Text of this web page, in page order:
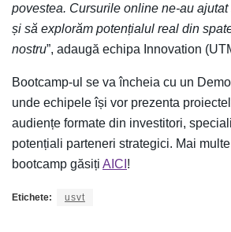
povestea. Cursurile online ne-au
și să explorăm potențialul real din
nostru”, adaugă echipa Innovation
Bootcamp-ul se va încheia cu un
unde echipele își vor prezenta
audiențe formate din investitori,
potențiali parteneri strategici. Mai
bootcamp găsiți AICI !
Etichete: usvt